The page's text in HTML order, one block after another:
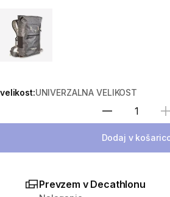
Choose a variant
velikost:UNIVERZALNA VELIKOST
Izberite
Dodaj v
Prevzem v Decathlonu